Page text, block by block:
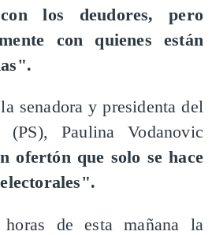
los deudores, pero
con quienes están
senadora y presidenta del
(PS), Paulina Vodanovic
ofertón que solo se hace
de esta mañana la